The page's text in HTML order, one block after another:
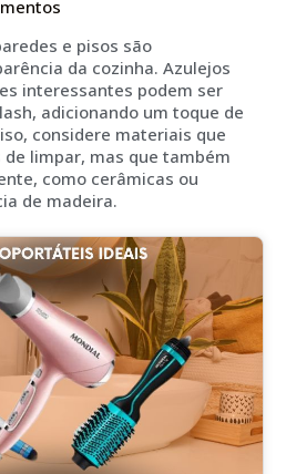
e pisos são
da cozinha. Azulejos
interessantes podem ser
adicionando um toque de
considere materiais que
limpar, mas que também
como cerâmicas ou
de madeira.